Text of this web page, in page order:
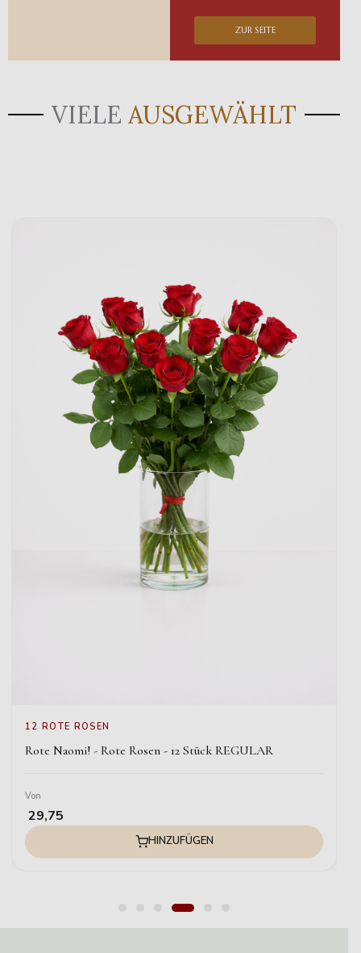
ZUR SEITE
VIELE AUSGEWÄHLT
12 ROTE ROSEN
Rote Naomi! - Rote Rosen - 12 Stück REGULAR
Von
29,75
HINZUFÜGEN